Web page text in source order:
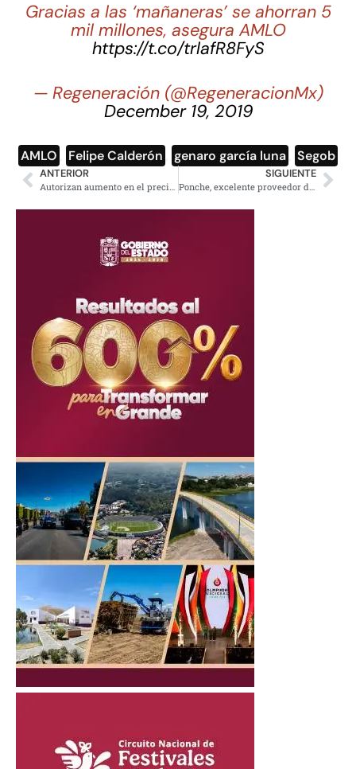
Gracias a las ‘mañaneras’ se ahorran 5
mil millones, asegura AMLO
https://t.co/trlafR8FyS
— Regeneración (@RegeneracionMx)
December 19, 2019
AMLO Felipe Calderón genaro garcía luna Segob
ANTERIOR
Autorizan aumento en el precio del transporte en Edomex
SIGUIENTE
Ponche, excelente proveedor de vitamina C en temporada invernal